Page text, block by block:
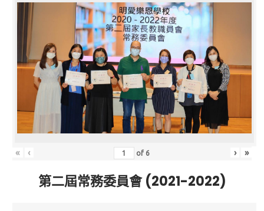
« ‹ of 6 › »
第二屆常務委員會 (2021-2022)